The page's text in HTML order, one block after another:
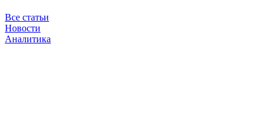
Все статьи
Новости
Аналитика